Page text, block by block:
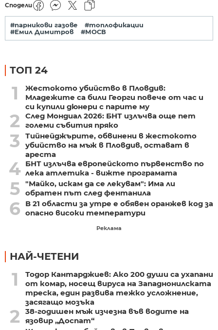
Сподели
#парникови газове
#топлофикации
#Емил Димитров
#МОСВ
ТОП 24
1
Жестокото убийство в Пловдив:
Младежите са били Георги повече от час и
си купили дюнери с парите му
2
След Мондиал 2026: БНТ излъчва още пет
големи събития пряко
3
Тийнейджърите, обвинени в жестокото
убийство на мъж в Пловдив, остават в
ареста
4 БНТ излъчва европейското първенство по
лека атлетика - вижте програмата
5 "Майко, искам да се лекувам": Има ли
обратен път след фентанила
6
В 21 области за утре е обявен оранжев код за
опасно високи температури
Реклама
НАЙ-ЧЕТЕНИ
1
Тодор Кантарджиев: Ако 200 души са ухапани
от комар, носещ вируса на Западнонилската
треска, един развива тежко усложнение,
засягащо мозъка
2
38-годишен мъж изчезна във водите на
язовир „Доспат“